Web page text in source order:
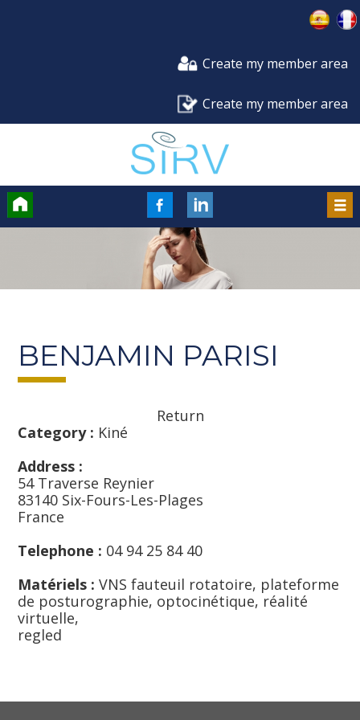
Create my member area
Create my member area
FaceBookLinkedIn
BENJAMIN PARISI
Return
Category : Kiné
Address :
54 Traverse Reynier
83140 Six-Fours-Les-Plages
France
Telephone : 04 94 25 84 40
Matériels : VNS fauteuil rotatoire, plateforme
de posturographie, optocinétique, réalité
virtuelle,
regled